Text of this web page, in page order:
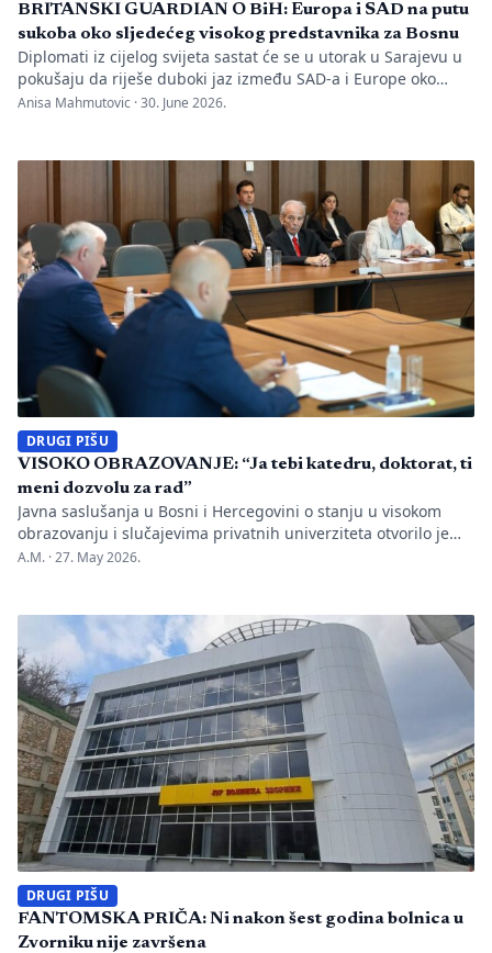
BRITANSKI GUARDIAN O BiH: Europa i SAD na putu
sukoba oko sljedećeg visokog predstavnika za Bosnu
Diplomati iz cijelog svijeta sastat će se u utorak u Sarajevu u
pokušaju da riješe duboki jaz između SAD-a i Europe oko
imenovanja visokog izaslanika koje bi moglo imati snažan
visoki predstavnik međunarodne zajednice, pozicija sa
Anisa Mahmutovic ·30. June 2026.
DRUGI PIŠU
VISOKO OBRAZOVANJE: “Ja tebi katedru, doktorat, ti
meni dozvolu za rad”
Javna saslušanja u Bosni i Hercegovini o stanju u visokom
obrazovanju i slučajevima privatnih univerziteta otvorilo je
alarmantna pitanja o kvalitetu obrazovanja i korupciji u
Agencija za razvoj visokog obrazovanja BiH tvrdi da samo
učestvuje u procesu, ali ne […]
A.M. ·27. May 2026.
DRUGI PIŠU
FANTOMSKA PRIČA: Ni nakon šest godina bolnica u
Zvorniku nije završena